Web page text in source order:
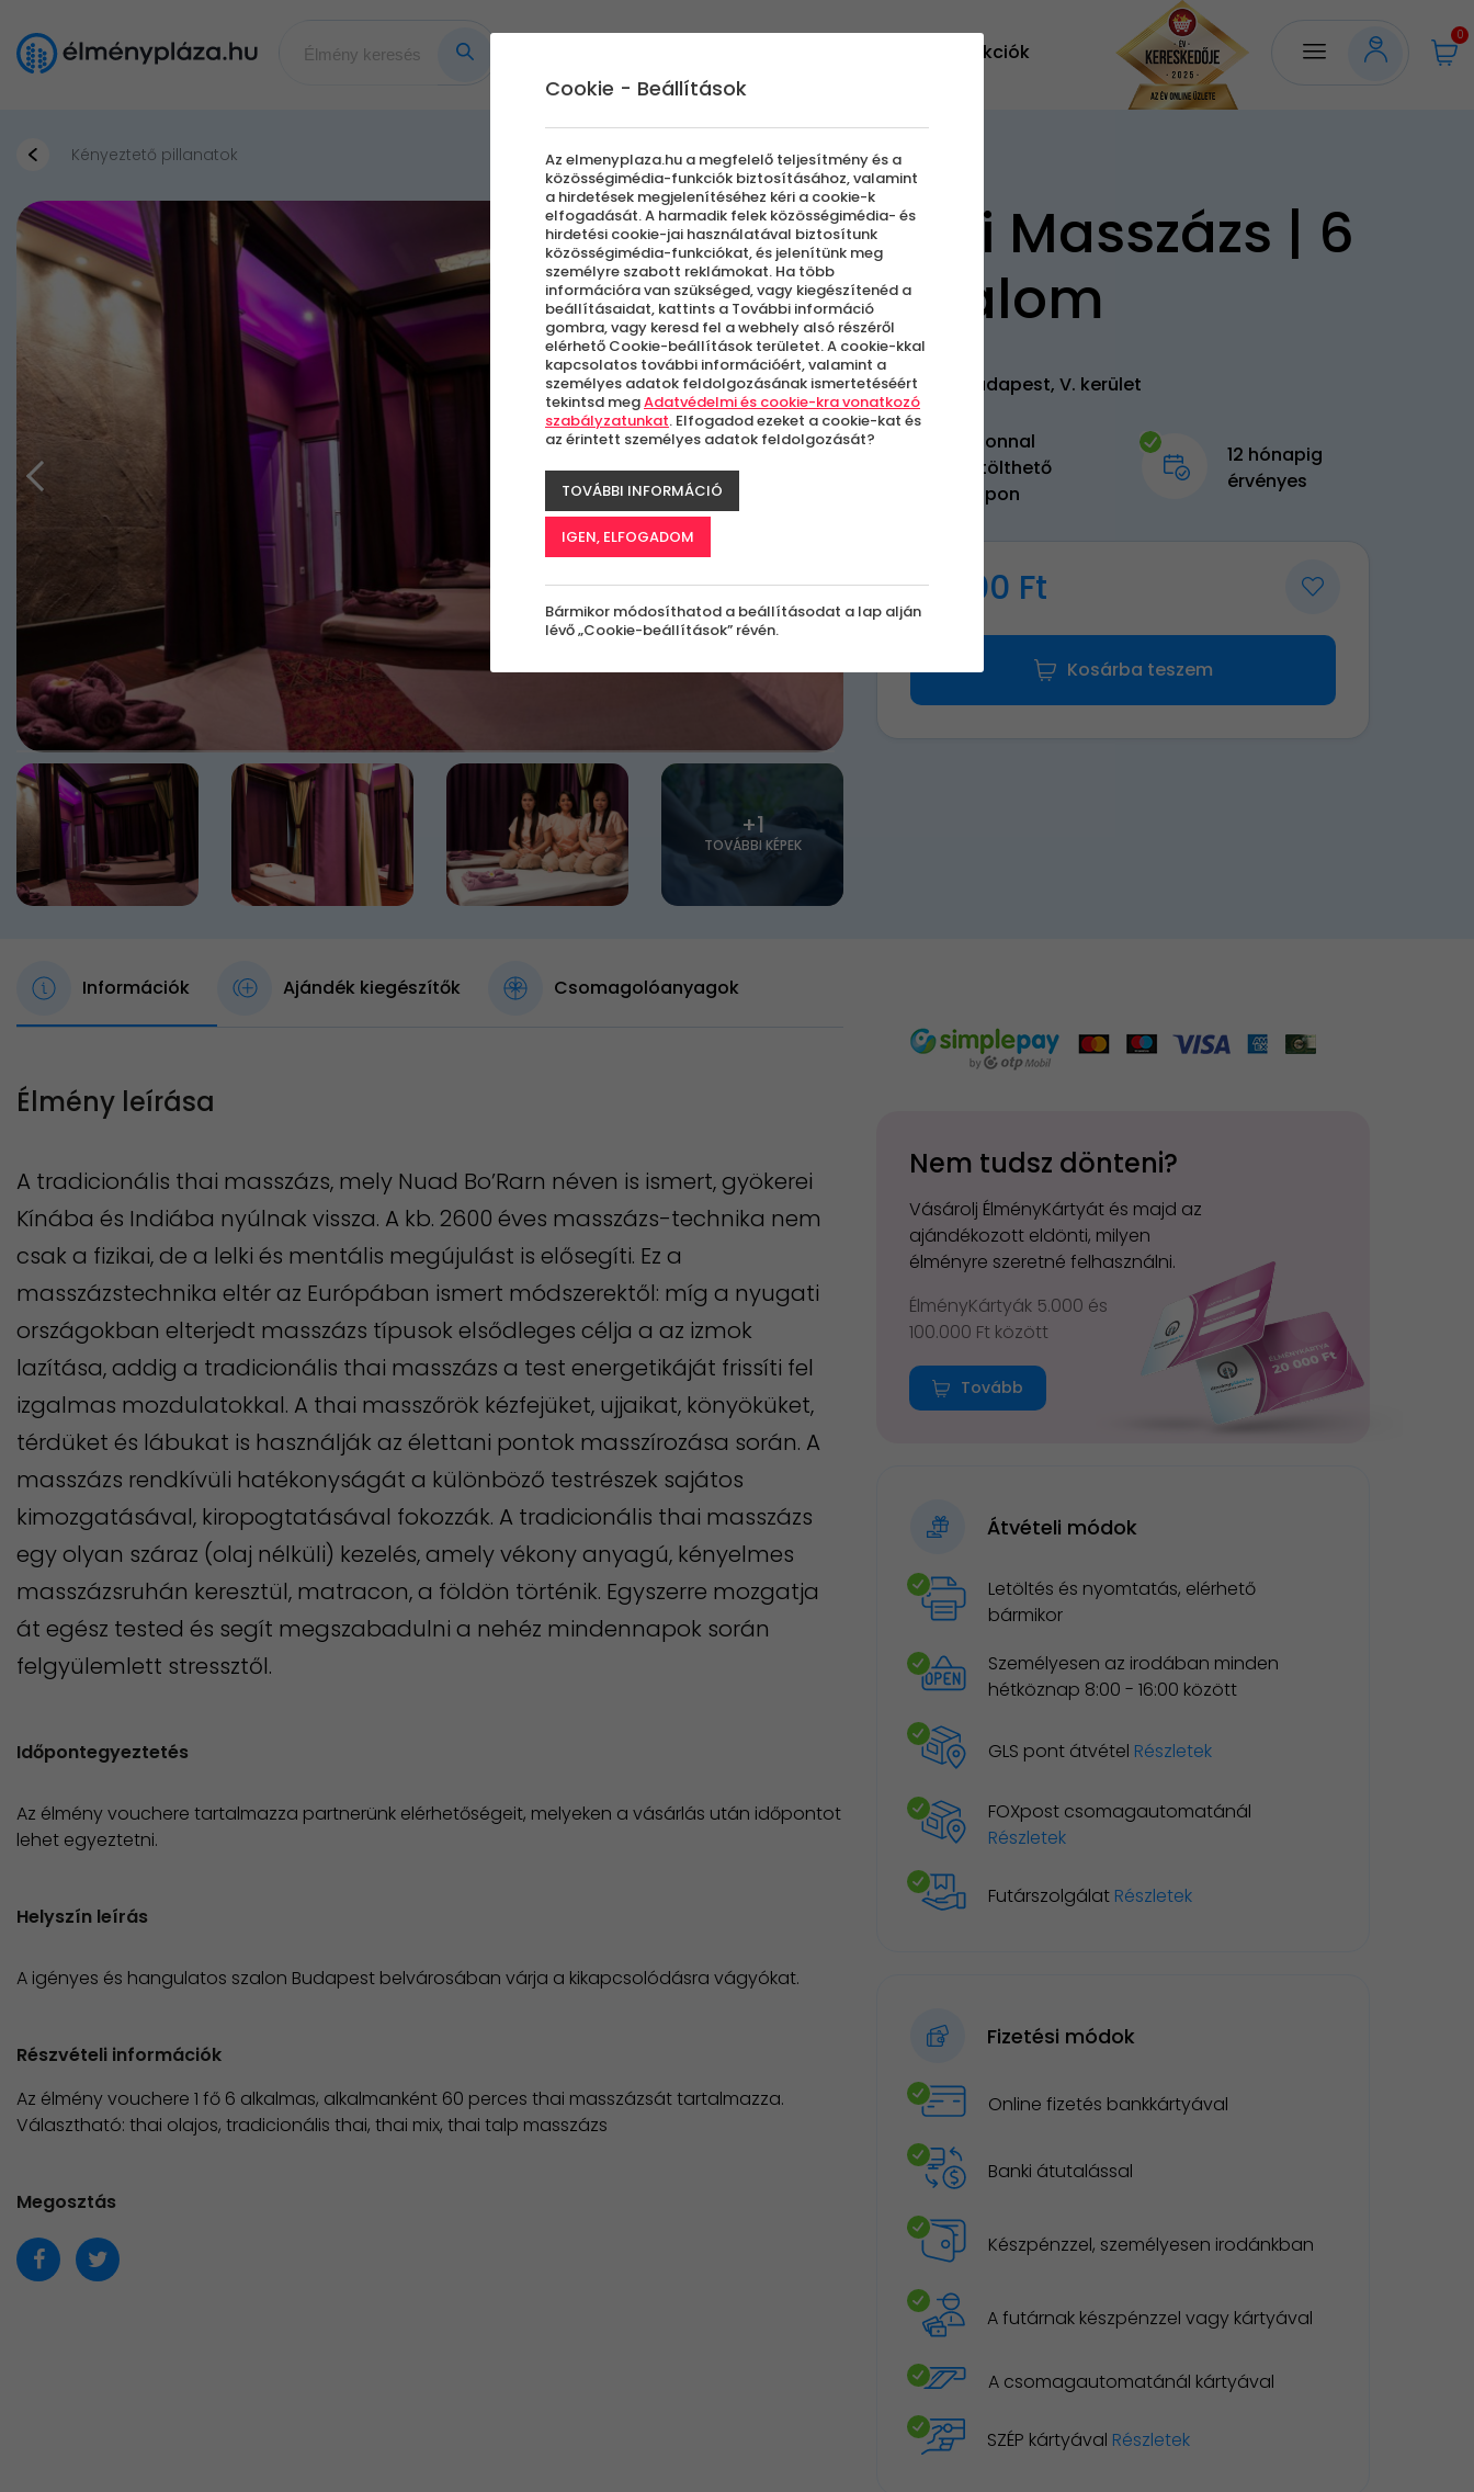
Akciók
0
Kényeztető pillanatok
+1
TOVÁBBI KÉPEK
Thai Masszázs | 6
alkalom
Budapest, V. kerület
Azonnal
letölthető
kupon
12 hónapig
érvényes
71 000 Ft
Kosárba teszem
Információk Ajándék kiegészítők Csomagolóanyagok
Élmény leírása
A tradicionális thai masszázs, mely Nuad Bo’Rarn néven is ismert, gyökerei
Kínába és Indiába nyúlnak vissza. A kb. 2600 éves masszázs-technika nem
csak a fizikai, de a lelki és mentális megújulást is elősegíti. Ez a
masszázstechnika eltér az Európában ismert módszerektől: míg a nyugati
országokban elterjedt masszázs típusok elsődleges célja a az izmok
lazítása, addig a tradicionális thai masszázs a test energetikáját frissíti fel
izgalmas mozdulatokkal. A thai masszőrök kézfejüket, ujjaikat, könyöküket,
térdüket és lábukat is használják az élettani pontok masszírozása során. A
masszázs rendkívüli hatékonyságát a különböző testrészek sajátos
kimozgatásával, kiropogtatásával fokozzák. A tradicionális thai masszázs
egy olyan száraz (olaj nélküli) kezelés, amely vékony anyagú, kényelmes
masszázsruhán keresztül, matracon, a földön történik. Egyszerre mozgatja
át egész tested és segít megszabadulni a nehéz mindennapok során
felgyülemlett stressztől.
Időpontegyeztetés
Az élmény vouchere tartalmazza partnerünk elérhetőségeit, melyeken a vásárlás után időpontot
lehet egyeztetni.
Helyszín leírás
A igényes és hangulatos szalon Budapest belvárosában várja a kikapcsolódásra vágyókat.
Részvételi információk
Az élmény vouchere 1 fő 6 alkalmas, alkalmanként 60 perces thai masszázsát tartalmazza.
Választható: thai olajos, tradicionális thai, thai mix, thai talp masszázs
Megosztás
Nem tudsz dönteni?
Vásárolj ÉlményKártyát és majd az
ajándékozott eldönti, milyen
élményre szeretné felhasználni.
ÉlményKártyák 5.000 és
100.000 Ft között
Tovább
Átvételi módok
Letöltés és nyomtatás, elérhető
bármikor
Személyesen az irodában minden
hétköznap 8:00 - 16:00 között
GLS pont átvétel Részletek
FOXpost csomagautomatánál
Részletek
Futárszolgálat Részletek
Fizetési módok
Online fizetés bankkártyával
Banki átutalással
Készpénzzel, személyesen irodánkban
A futárnak készpénzzel vagy kártyával
A csomagautomatánál kártyával
SZÉP kártyával Részletek
Cookie - Beállítások
Az elmenyplaza.hu a megfelelő teljesítmény és a
közösségimédia-funkciók biztosításához, valamint
a hirdetések megjelenítéséhez kéri a cookie-k
elfogadását. A harmadik felek közösségimédia- és
hirdetési cookie-jai használatával biztosítunk
közösségimédia-funkciókat, és jelenítünk meg
személyre szabott reklámokat. Ha több
információra van szükséged, vagy kiegészítenéd a
beállításaidat, kattints a További információ
gombra, vagy keresd fel a webhely alsó részéről
elérhető Cookie-beállítások területet. A cookie-kkal
kapcsolatos további információért, valamint a
személyes adatok feldolgozásának ismertetéséért
tekintsd megAdatvédelmi és cookie-kra vonatkozó
szabályzatunkat. Elfogadod ezeket a cookie-kat és
az érintett személyes adatok feldolgozását?
TOVÁBBI INFORMÁCIÓ
IGEN, ELFOGADOM
Bármikor módosíthatod a beállításodat a lap alján
lévő „Cookie-beállítások” révén.